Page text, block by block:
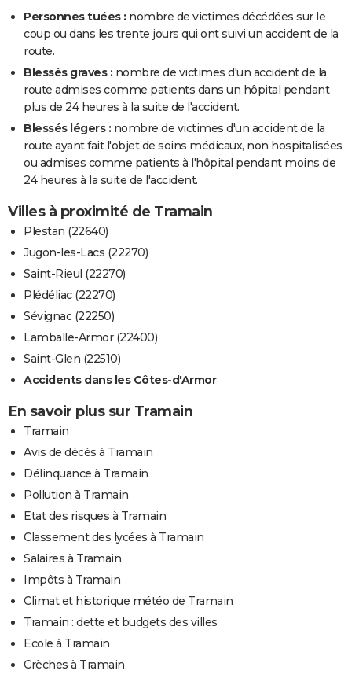
Personnes tuées : nombre de victimes décédées sur le
coup ou dans les trente jours qui ont suivi un accident de la
route.
Blessés graves : nombre de victimes d'un accident de la
route admises comme patients dans un hôpital pendant
plus de 24 heures à la suite de l'accident.
Blessés légers : nombre de victimes d'un accident de la
route ayant fait l'objet de soins médicaux, non hospitalisées
ou admises comme patients à l'hôpital pendant moins de
24 heures à la suite de l'accident.
Villes à proximité de Tramain
Plestan (22640)
Jugon-les-Lacs (22270)
Saint-Rieul (22270)
Plédéliac (22270)
Sévignac (22250)
Lamballe-Armor (22400)
Saint-Glen (22510)
Accidents dans les Côtes-d'Armor
En savoir plus sur Tramain
Tramain
Avis de décès à Tramain
Délinquance à Tramain
Pollution à Tramain
Etat des risques à Tramain
Classement des lycées à Tramain
Salaires à Tramain
Impôts à Tramain
Climat et historique météo de Tramain
Tramain : dette et budgets des villes
Ecole à Tramain
Crèches à Tramain